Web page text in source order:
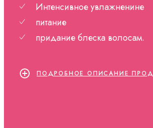
Интенсивное увлажненине
питание
придание блеска волосам.
ПОДРОБНОЕ ОПИСАНИЕ